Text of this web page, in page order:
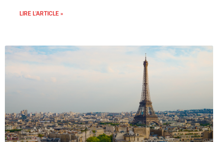
LIRE L'ARTICLE »